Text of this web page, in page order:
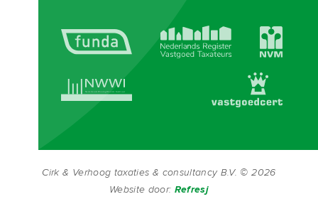
extractor, oven, fridge with freezer and
dishwasher; access to balcony facing southwest
with a beautiful view over Scheveningen;
bedroom on the gallery side; neat modernised
bathroom with walk-in shower, washbasin and
washing machine set-up; toilet and storage room
in the basement as well as the parking spaces in
Cirk & Verhoog taxaties & consultancy B.V. © 2026
Website door: Refresj